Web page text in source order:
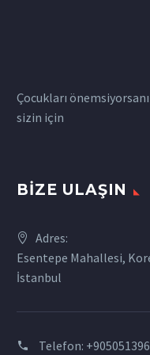
Çocukları
sizin için
BIZE ULAŞIN
Adres:
Esentepe Mahallesi,
İstanbul
Telefon: